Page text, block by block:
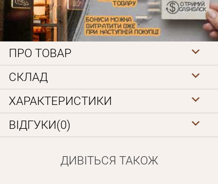
ПРО ТОВАР
СКЛАД
ХАРАКТЕРИСТИКИ
ВІДГУКИ(0)
ДИВІТЬСЯ ТАКОЖ
Забули пароль?
Особисті дані